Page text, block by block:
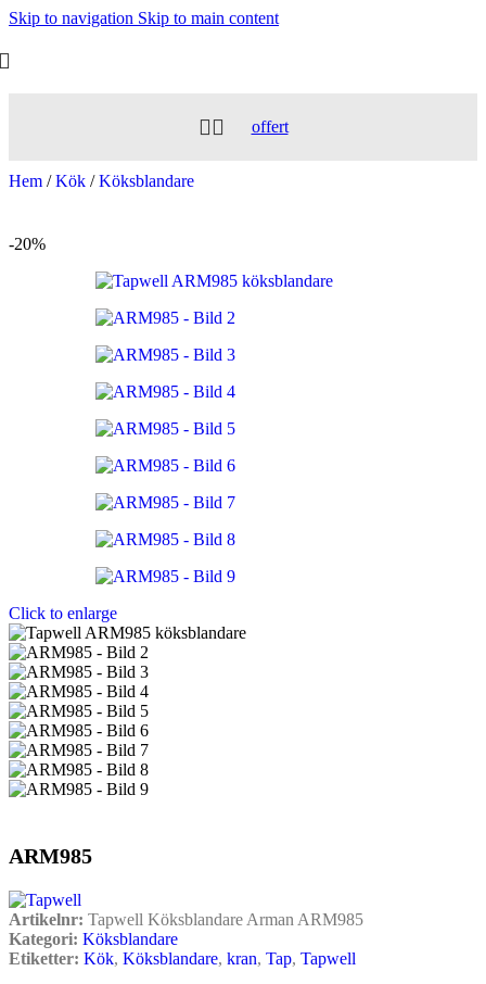
Skip to navigation Skip to main content
offert
Hem / Kök / Köksblandare
-20%
Click to enlarge
ARM985
Artikelnr: Tapwell Köksblandare Arman ARM985
Kategori: Köksblandare
Etiketter: Kök, Köksblandare, kran, Tap, Tapwell